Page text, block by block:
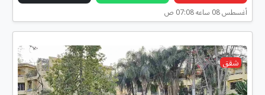
أغسطس 08 ساعه 07:08 ص
شقق